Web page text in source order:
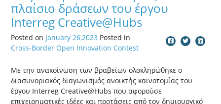
πλαίσιο δράσεων του έργου
Interreg Creative@Hubs
Posted on January 26,2023 Posted in
Cross-Border Open Innovation Contest
Με την ανακοίνωση των βραβείων ολοκληρώθηκε ο
διασυνοριακός διαγωνισμός ανοικτής καινοτομίας του
έργου Interreg Creative@Hubs που αφορούσε
επιχειρηματικές ιδέες και προτάσεις από τον δημιουργικό